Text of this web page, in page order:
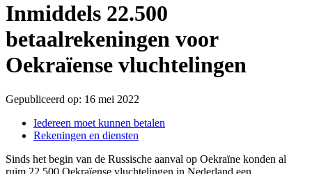
Inmiddels 22.500
betaalrekeningen voor
Oekraïense vluchtelingen
Gepubliceerd op: 16 mei 2022
Iedereen moet kunnen betalen
Rekeningen en diensten
Sinds het begin van de Russische aanval op Oekraïne konden al
ruim 22.500 Oekraïense vluchtelingen in Nederland een